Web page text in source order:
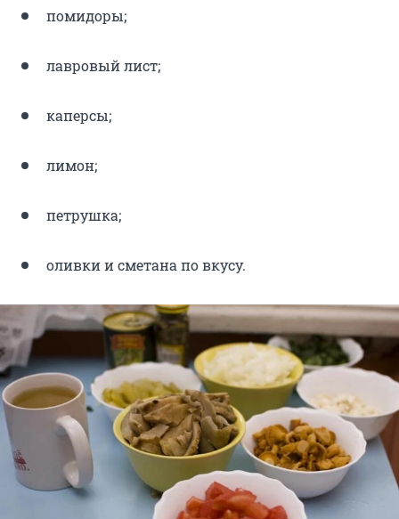
помидоры;
лавровый лист;
каперсы;
лимон;
петрушка;
оливки и сметана по вкусу.